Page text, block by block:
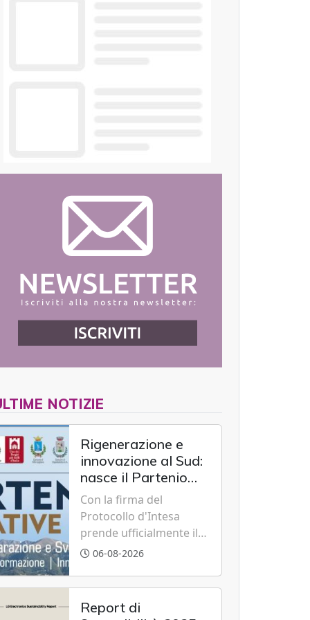
NOTIZIE
Rigenerazione e
innovazione al Sud:
nasce il Partenio
Creative Hub per il
rilancio del
territorio
Con la firma del
Protocollo d'Intesa
prende ufficialmente il
via il recupero dell'ex
modello di partenariato
pubblico-privato e a una
06-08-2026
Report di